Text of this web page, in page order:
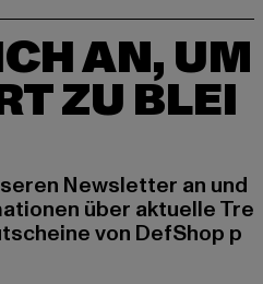
AN, UM
ZU BLEI
Newsletter an und
über aktuelle Tre
von DefShop p